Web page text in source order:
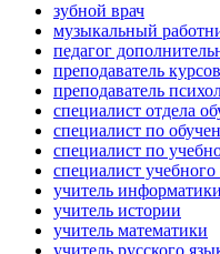
зубной врач
музыкальный
педагог
преподаватель курсов
преподаватель
специалист отдела
специалист по
специалист по
специалист учебного
учитель информатики
учитель истории
учитель математики
учитель русского